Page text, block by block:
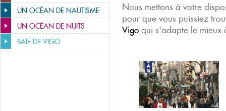
UN OCÉAN DE NAUTISME
UN OCÉAN DE NUITS
BAIE DE VIGO
Nous mettons à votre
pour que vous puissiez
Vigo qui s'adapte le mieux